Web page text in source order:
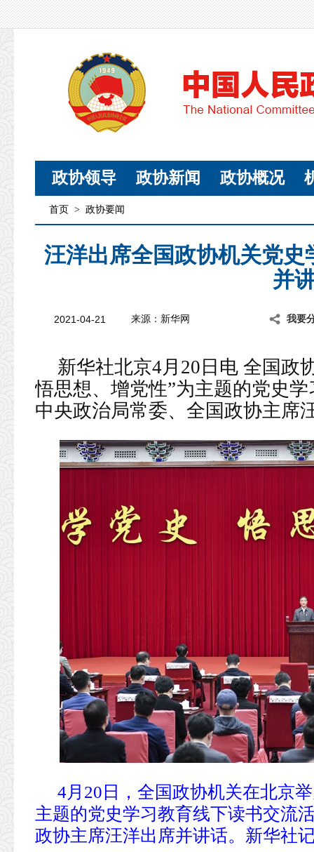
政协领导 政协新闻 政协概况
首页 > 政协要闻
汪洋出席全国政协机关党
并
2021-04-21 来源：新华网 我要
新华社北京4月20日电 全国政
悟思想、增党性”为主题的党史
中央政治局常委、全国政协主席
4月20日，全国政协机关在北京
主题的党史学习教育线下读书交流
政协主席汪洋出席并讲话。新华社